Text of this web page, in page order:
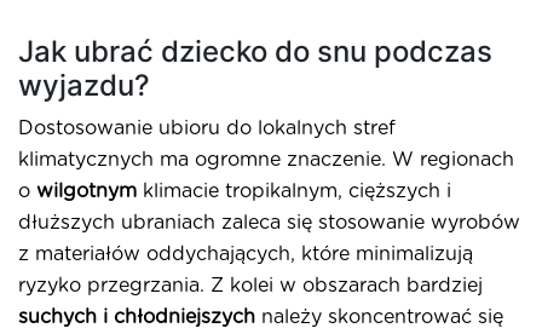
Jak ubrać dziecko do snu podczas
wyjazdu?
Dostosowanie ubioru do lokalnych stref
klimatycznych ma ogromne znaczenie. W regionach
o wilgotnym klimacie tropikalnym, cięższych i
dłuższych ubraniach zaleca się stosowanie wyrobów
z materiałów oddychających, które minimalizują
ryzyko przegrzania. Z kolei w obszarach bardziej
suchych i chłodniejszych należy skoncentrować się